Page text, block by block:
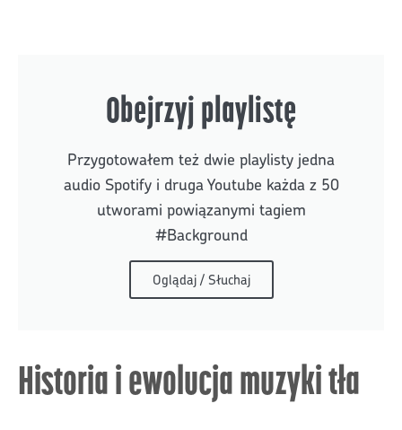
Obejrzyj playlistę
Przygotowałem też dwie playlisty jedna
audio Spotify i druga Youtube każda z 50
utworami powiązanymi tagiem
#Background
Oglądaj / Słuchaj
Historia i ewolucja muzyki tła